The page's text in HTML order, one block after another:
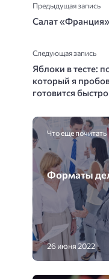
Предыдущая запись
Салат «Франция»
Следующая запись
Яблоки в тесте:
который я
готовится быстро
Что еще почитать
Форматы
26 июня 2022